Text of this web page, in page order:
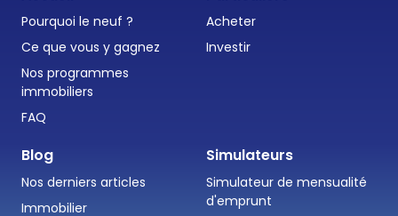
Pourquoi le neuf ?
Ce que vous y gagnez
Nos programmes
immobiliers
FAQ
Acheter
Investir
Blog
Nos derniers articles
Immobilier
Simulateurs
Simulateur de mensualité
d'emprunt